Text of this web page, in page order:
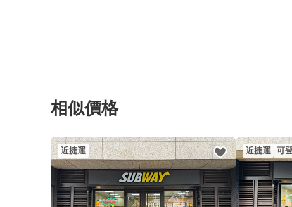
相似價格
近捷運 近捷運 可